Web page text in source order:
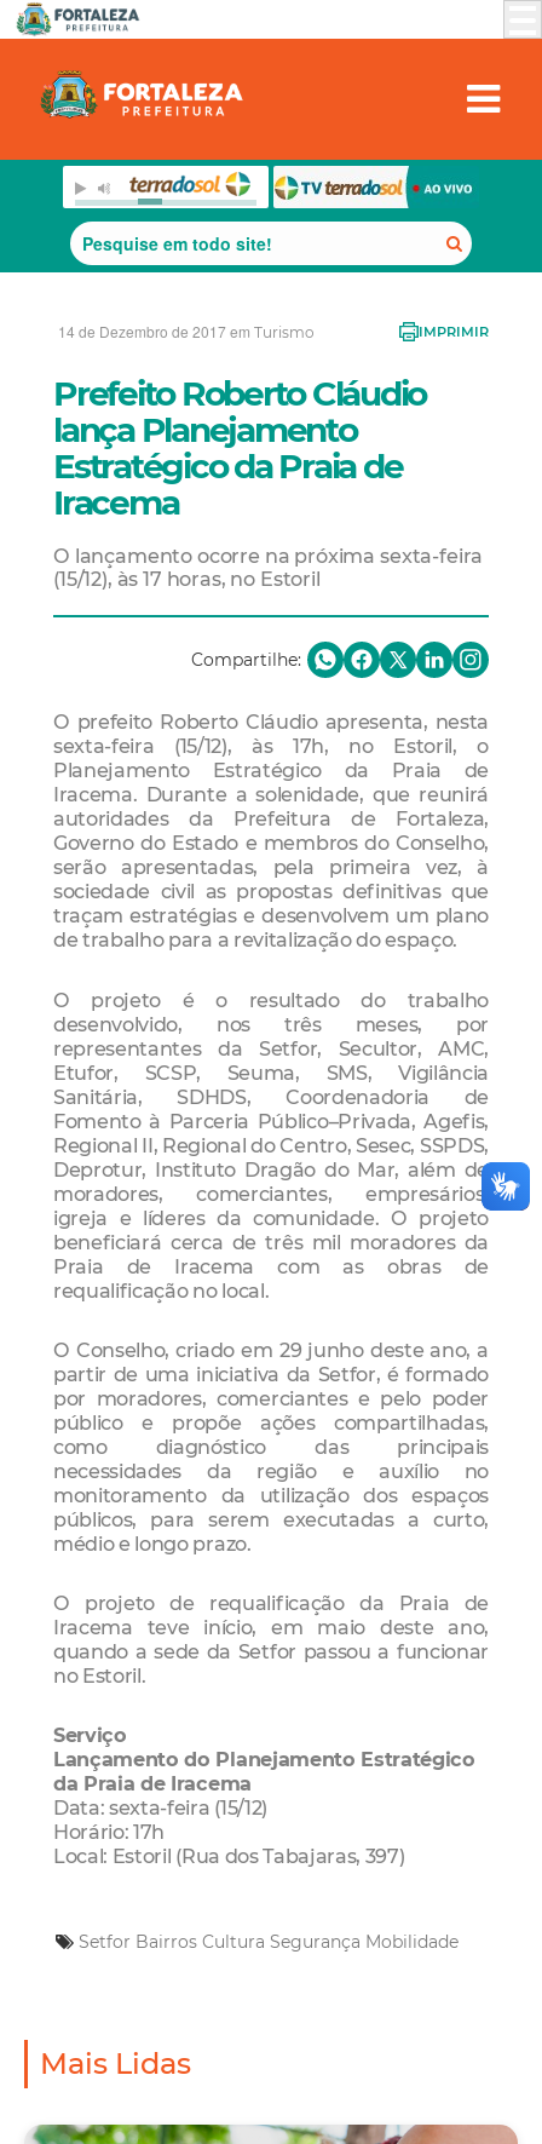
14 de Dezembro de 2017 em Turismo IMPRIMIR
Prefeito Roberto Cláudio
lança Planejamento
Estratégico da Praia de
Iracema
O lançamento ocorre na próxima sexta-feira
(15/12), às 17 horas, no Estoril
Compartilhe:
O prefeito Roberto Cláudio apresenta, nesta
sexta-feira (15/12), às 17h, no Estoril, o
Planejamento Estratégico da Praia de
Iracema. Durante a solenidade, que reunirá
autoridades da Prefeitura de Fortaleza,
Governo do Estado e membros do Conselho,
serão apresentadas, pela primeira vez, à
sociedade civil as propostas definitivas que
traçam estratégias e desenvolvem um plano
de trabalho para a revitalização do espaço.
O projeto é o resultado do trabalho
desenvolvido, nos três meses, por
representantes da Setfor, Secultor, AMC,
Etufor, SCSP, Seuma, SMS, Vigilância
Sanitária, SDHDS, Coordenadoria de
Fomento à Parceria Público–Privada, Agefis,
Regional II, Regional do Centro, Sesec, SSPDS,
Deprotur, Instituto Dragão do Mar, além de
moradores, comerciantes, empresários,
igreja e líderes da comunidade. O projeto
beneficiará cerca de três mil moradores da
Praia de Iracema com as obras de
requalificação no local.
O Conselho, criado em 29 junho deste ano, a
partir de uma iniciativa da Setfor, é formado
por moradores, comerciantes e pelo poder
público e propõe ações compartilhadas,
como diagnóstico das principais
necessidades da região e auxílio no
monitoramento da utilização dos espaços
públicos, para serem executadas a curto,
médio e longo prazo.
O projeto de requalificação da Praia de
Iracema teve início, em maio deste ano,
quando a sede da Setfor passou a funcionar
no Estoril.
Serviço
Lançamento do Planejamento Estratégico
da Praia de Iracema
Data: sexta-feira (15/12)
Horário: 17h
Local: Estoril (Rua dos Tabajaras, 397)
Setfor Bairros Cultura Segurança Mobilidade
Mais Lidas